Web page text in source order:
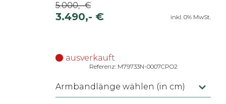
3.490,- €
5.000,- €
inkl. 0% MwSt.
ausverkauft
Referenz: M79733N-0007CPO2
Armbandlänge wählen (in cm)